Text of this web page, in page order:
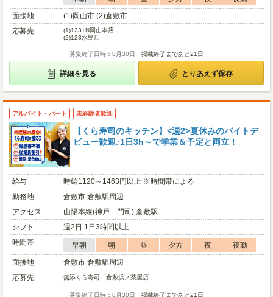
面接地
(1)岡山市 (2)倉敷市
応募先
(1)123+N岡山本店
(2)123水島店
募集終了日時：8月30日 掲載終了まであと21日
詳細を見る とりあえず保存
アルバイト・パート 未経験者歓迎
【くら寿司のキッチン】<週2>夏休みのバイトデ
ビュー歓迎♪1日3h～で学業＆予定と両立！
給与
時給1120～1463円以上 ※時間帯による
勤務地
倉敷市 倉敷駅周辺
アクセス
山陽本線(神戸－門司) 倉敷駅
シフト
週2日 1日3時間以上
時間帯
早朝 朝 昼 夕方 夜
夜勤
面接地
倉敷市 倉敷駅周辺
応募先
無添くら寿司 倉敷浜ノ茶屋店
募集終了日時：8月30日 掲載終了まであと21日